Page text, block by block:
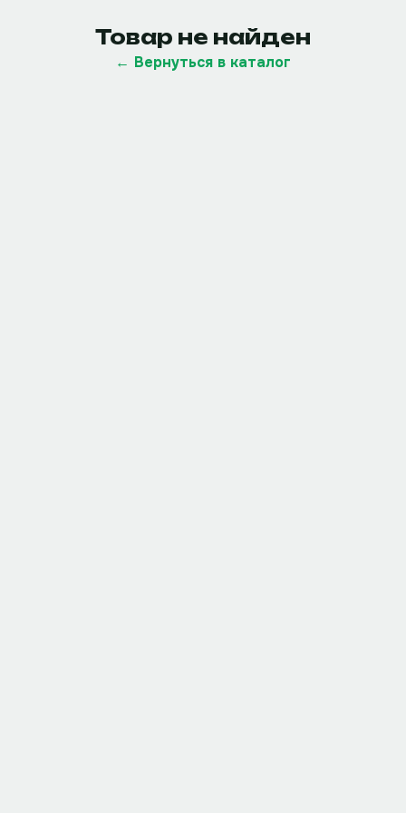
Товар не найден
← Вернуться в каталог